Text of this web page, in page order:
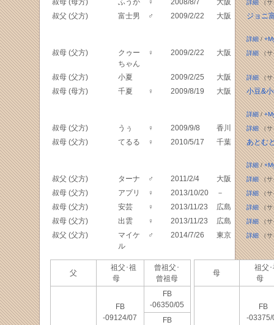
叔母 (母方) ふうか ♀ 2008/8/7 大阪 詳細（サ
叔父 (父方) 富士男 ♂ 2009/2/22 大阪 ジョニ
詳細/
叔母 (父方)
クゥー
ちゃん
♀ 2009/2/22 大阪 詳細（サ
叔母 (父方) 小夏 2009/2/25 大阪 詳細（サ
叔母 (母方) 千夏 ♀ 2009/8/19 大阪 小豆&
詳細/
叔母 (父方) うぅ ♀ 2009/9/8 香川 詳細（サ
叔母 (父方) てるる ♀ 2010/5/17 千葉 あとむ
詳細/
叔父 (父方) ターナ ♂ 2011/2/4 大阪 詳細（サ
叔母 (父方) アプリ ♀ 2013/10/20 － 詳細（サ
叔母 (父方) 安芸 ♀ 2013/11/23 広島 詳細（サ
叔母 (父方) 出雲 ♀ 2013/11/23 広島 詳細（サ
叔父 (父方)
マイケ
ル
♂ 2014/7/26 東京 詳細（サ
父
祖父･祖
母
曾祖父･
曾祖母
FB
-09124/07
FB
-06350/05
FB
母
祖父･
母
FB
-03375/